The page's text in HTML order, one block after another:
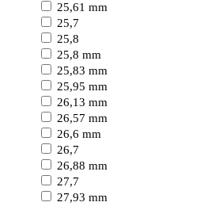
25,61 mm
25,7
25,8
25,8 mm
25,83 mm
25,95 mm
26,13 mm
26,57 mm
26,6 mm
26,7
26,88 mm
27,7
27,93 mm